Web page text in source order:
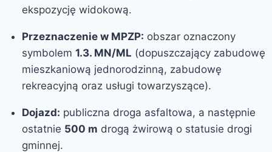
ekspozycję widokową.
Przeznaczenie w MPZP: obszar oznaczony
symbolem 1.3. MN/ML (dopuszczający zabudowę
mieszkaniową jednorodzinną, zabudowę
rekreacyjną oraz usługi towarzyszące).
Dojazd: publiczna droga asfaltowa, a następnie
ostatnie 500 m drogą żwirową o statusie drogi
gminnej.